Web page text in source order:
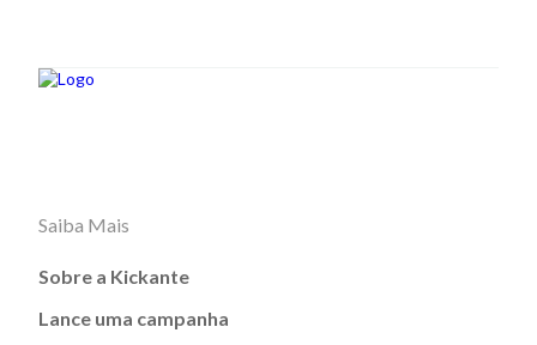
Saiba Mais
Sobre a Kickante
Lance uma campanha